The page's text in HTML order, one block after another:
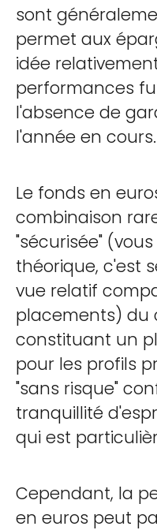
sont
permet aux
idée
performances
l'absence de
l'année en cours.
Le fonds en
combinaison
"sécurisée"
théorique, c'est
vue relatif
placements) du
constituant un
pour les profils
"sans risque"
tranquillité
qui est
Cependant, la
en euros peut